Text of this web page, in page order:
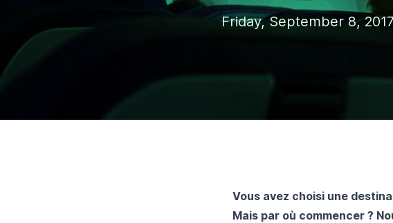
Friday, September 8,
Vous avez choisi une
Mais par où commencer ?